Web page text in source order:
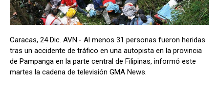
Caracas, 24 Dic. AVN.- Al menos 31 personas fueron heridas
tras un accidente de tráfico en una autopista en la provincia
de Pampanga en la parte central de Filipinas, informó este
martes la cadena de televisión GMA News.